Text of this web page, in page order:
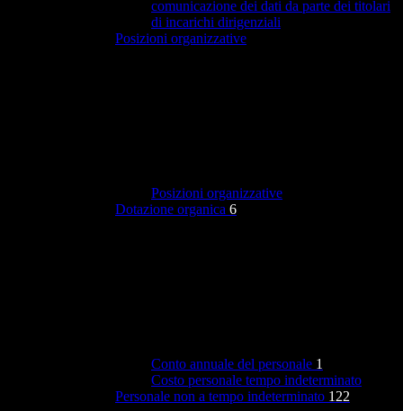
comunicazione dei dati da parte dei titolari
di incarichi dirigenziali
Posizioni organizzative
Posizioni organizzative
Dotazione organica 6
Conto annuale del personale 1
Costo personale tempo indeterminato
Personale non a tempo indeterminato 122